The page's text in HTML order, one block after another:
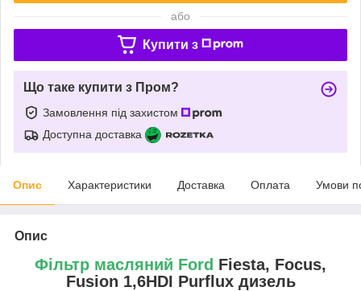
або
Купити з
Що таке купити з Пром?
Замовлення під захистом
Доступна доставка
Опис Характеристики Доставка Оплата Умови
Опис
Фільтр масляний Ford Fiesta, Focus,
Fusion 1,6HDI Purflux дизель